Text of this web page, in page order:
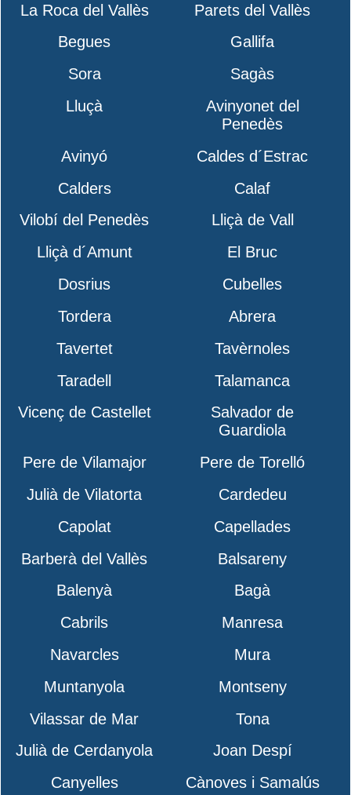
La Roca del Vallès
Parets del Vallès
Begues
Gallifa
Sora
Sagàs
Lluçà
Avinyonet del
Penedès
Avinyó
Caldes d´Estrac
Calders
Calaf
Vilobí del Penedès
Lliçà de Vall
Lliçà d´Amunt
El Bruc
Dosrius
Cubelles
Tordera
Abrera
Tavertet
Tavèrnoles
Taradell
Talamanca
Vicenç de Castellet
Salvador de
Guardiola
Pere de Vilamajor
Pere de Torelló
Julià de Vilatorta
Cardedeu
Capolat
Capellades
Barberà del Vallès
Balsareny
Balenyà
Bagà
Cabrils
Manresa
Navarcles
Mura
Muntanyola
Montseny
Vilassar de Mar
Tona
Julià de Cerdanyola
Joan Despí
Canyelles
Cànoves i Samalús